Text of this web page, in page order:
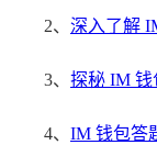
2、 深入了解
3、 探秘 IM 钱
4、 IM 钱包答